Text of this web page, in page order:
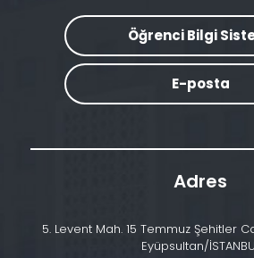
Öğrenci Bilgi
E-posta
Adres
5. Levent Mah. 15 Temmuz Şehitler
Eyüpsultan/